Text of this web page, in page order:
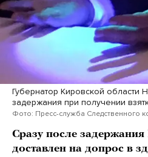
Губернатор Кировской области
задержания при получении
Фото: Пресс-служба Следственного
Сразу после
доставлен на допрос в